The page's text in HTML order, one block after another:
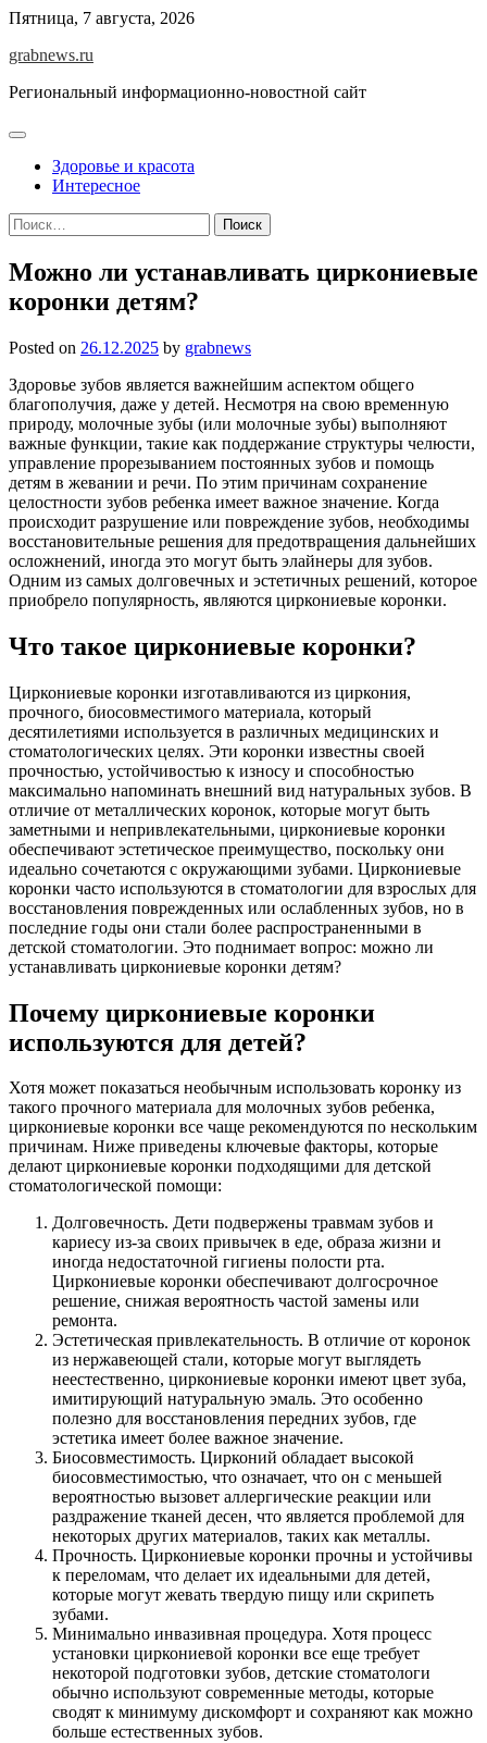
Skip
content
Пятница, 7 августа, 2026
grabnews.ru
Региональный информационно-новостной сайт
Здоровье и красота
Интересное
Найти:
Можно ли устанавливать циркониевые
коронки детям?
Posted on 26.12.2025 by grabnews
Здоровье зубов является важнейшим аспектом общего
благополучия, даже у детей. Несмотря на свою временную
природу, молочные зубы (или молочные зубы) выполняют
важные функции, такие как поддержание структуры челюсти,
управление прорезыванием постоянных зубов и помощь
детям в жевании и речи. По этим причинам сохранение
целостности зубов ребенка имеет важное значение. Когда
происходит разрушение или повреждение зубов, необходимы
восстановительные решения для предотвращения дальнейших
осложнений, иногда это могут быть элайнеры для зубов.
Одним из самых долговечных и эстетичных решений, которое
приобрело популярность, являются циркониевые коронки.
Что такое циркониевые коронки?
Циркониевые коронки изготавливаются из циркония,
прочного, биосовместимого материала, который
десятилетиями используется в различных медицинских и
стоматологических целях. Эти коронки известны своей
прочностью, устойчивостью к износу и способностью
максимально напоминать внешний вид натуральных зубов. В
отличие от металлических коронок, которые могут быть
заметными и непривлекательными, циркониевые коронки
обеспечивают эстетическое преимущество, поскольку они
идеально сочетаются с окружающими зубами. Циркониевые
коронки часто используются в стоматологии для взрослых для
восстановления поврежденных или ослабленных зубов, но в
последние годы они стали более распространенными в
детской стоматологии. Это поднимает вопрос: можно ли
устанавливать циркониевые коронки детям?
Почему циркониевые коронки
используются для детей?
Хотя может показаться необычным использовать коронку из
такого прочного материала для молочных зубов ребенка,
циркониевые коронки все чаще рекомендуются по нескольким
причинам. Ниже приведены ключевые факторы, которые
делают циркониевые коронки подходящими для детской
стоматологической помощи:
Долговечность. Дети подвержены травмам зубов и
кариесу из-за своих привычек в еде, образа жизни и
иногда недостаточной гигиены полости рта.
Циркониевые коронки обеспечивают долгосрочное
решение, снижая вероятность частой замены или
ремонта.
Эстетическая привлекательность. В отличие от коронок
из нержавеющей стали, которые могут выглядеть
неестественно, циркониевые коронки имеют цвет зуба,
имитирующий натуральную эмаль. Это особенно
полезно для восстановления передних зубов, где
эстетика имеет более важное значение.
Биосовместимость. Цирконий обладает высокой
биосовместимостью, что означает, что он с меньшей
вероятностью вызовет аллергические реакции или
раздражение тканей десен, что является проблемой для
некоторых других материалов, таких как металлы.
Прочность. Циркониевые коронки прочны и устойчивы
к переломам, что делает их идеальными для детей,
которые могут жевать твердую пищу или скрипеть
зубами.
Минимально инвазивная процедура. Хотя процесс
установки циркониевой коронки все еще требует
некоторой подготовки зубов, детские стоматологи
обычно используют современные методы, которые
сводят к минимуму дискомфорт и сохраняют как можно
больше естественных зубов.